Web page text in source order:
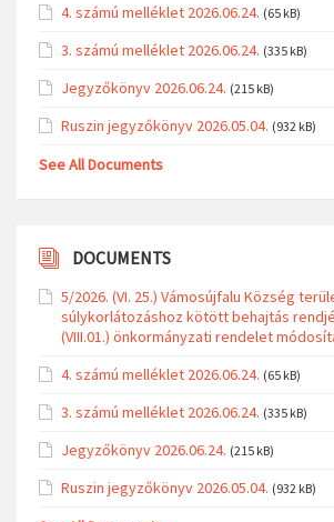
4. számú melléklet 2026.06.24. (65 kB)
3. számú melléklet 2026.06.24. (335 kB)
Jegyzőkönyv 2026.06.24. (215 kB)
Ruszin jegyzőkönyv 2026.05.04. (932 kB)
See All Documents
DOCUMENTS
5/2026. (VI. 25.) Vámosújfalu Község
súlykorlátozáshoz kötött behajtás
(VIII.01.) önkormányzati rendelet
4. számú melléklet 2026.06.24. (65 kB)
3. számú melléklet 2026.06.24. (335 kB)
Jegyzőkönyv 2026.06.24. (215 kB)
Ruszin jegyzőkönyv 2026.05.04. (932 kB)